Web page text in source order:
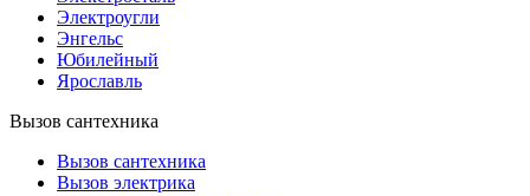
Электроугли
Энгельс
Юбилейный
Ярославль
Вызов сантехника
Вызов сантехника
Вызов электрика